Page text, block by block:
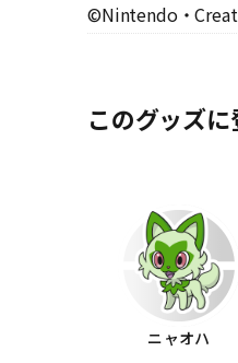
©Nintendo・
このグッズ
ニャオハ